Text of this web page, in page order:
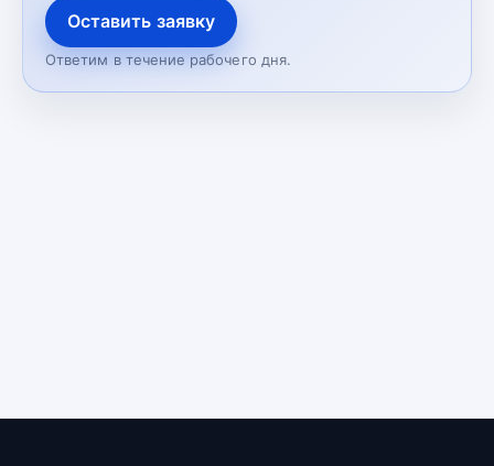
Оставить заявку
Ответим в течение рабочего дня.